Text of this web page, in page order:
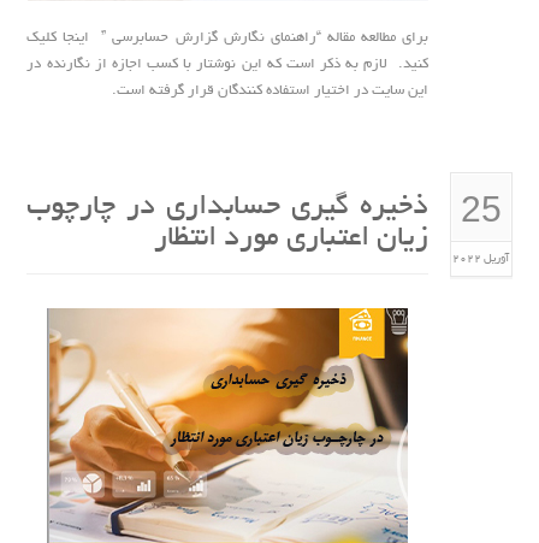
برای مطالعه مقاله “راهنمای نگارش گزارش حسابرسی ” اینجا کلیک
کنید. لازم به ذکر است که این نوشتار با کسب اجازه از نگارنده در
این سایت در اختیار استفاده کنندگان قرار گرفته است.
25
آوریل 2022
ذخیره گیری حسابداری در چارچوب
زیان اعتباری مورد انتظار